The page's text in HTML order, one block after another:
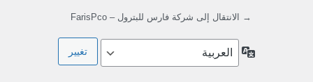
→ الانتقال إلى شركة فارس للبترول – FarisPco
اللغة